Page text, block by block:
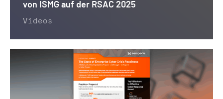
von ISMG auf der RSAC 2025
Videos